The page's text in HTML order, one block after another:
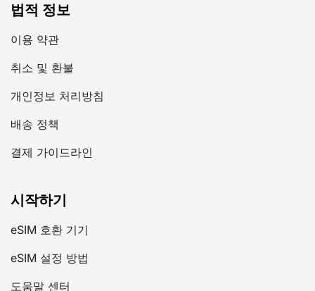
법적 정보
이용 약관
취소 및 환불
개인정보 처리방침
배송 정책
결제 가이드라인
시작하기
eSIM 호환 기기
eSIM 설정 방법
도움말 센터